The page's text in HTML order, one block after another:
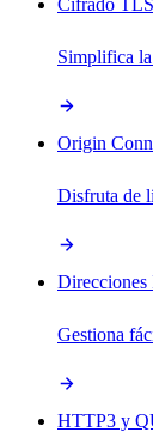
Cifrado TLS
Simplifica
Origin
Disfruta de
Direcciones
Gestiona
HTTP3 y